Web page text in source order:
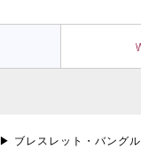
▶ ブレスレット・バングル